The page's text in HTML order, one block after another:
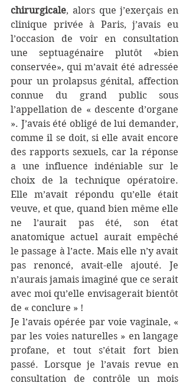
chirurgicale, alors que j’exerçais en
clinique privée à Paris, j’avais eu
l’occasion de voir en consultation
une septuagénaire plutôt «bien
conservée», qui m’avait été adressée
pour un prolapsus génital, affection
connue du grand public sous
l’appellation de « descente d’organe
». J’avais été obligé de lui demander,
comme il se doit, si elle avait encore
des rapports sexuels, car la réponse
a une influence indéniable sur le
choix de la technique opératoire.
Elle m’avait répondu qu’elle était
veuve, et que, quand bien même elle
ne l’aurait pas été, son état
anatomique actuel aurait empêché
le passage à l’acte. Mais elle n’y avait
pas renoncé, avait-elle ajouté. Je
n’aurais jamais imaginé que ce serait
avec moi qu’elle envisagerait bientôt
de « conclure » !
Je l’avais opérée par voie vaginale, «
par les voies naturelles » en langage
profane, et tout s’était fort bien
passé. Lorsque je l’avais revue en
consultation de contrôle un mois